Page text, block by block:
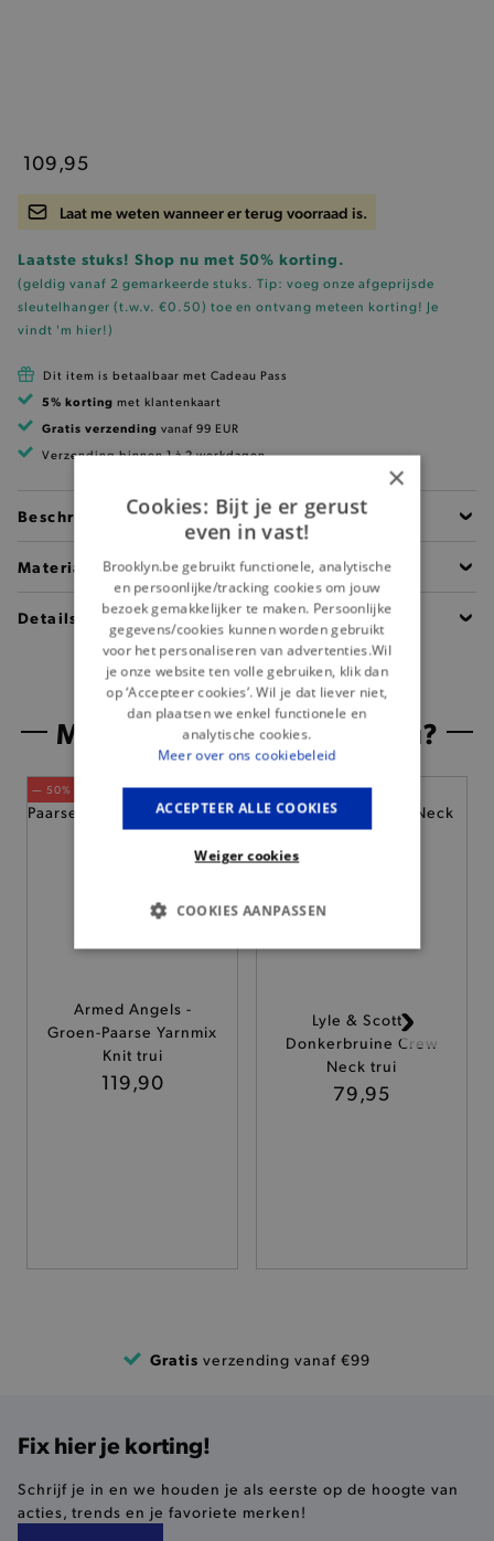
109,95
Laat me weten wanneer er terug voorraad is.
Laatste stuks! Shop nu met 50% korting.
(geldig vanaf 2 gemarkeerde stuks. Tip: voeg onze afgeprijsde
sleutelhanger (t.w.v. €0.50) toe en ontvang meteen korting! Je
vindt 'm hier!)
Dit item is betaalbaar met Cadeau Pass
5% korting met klantenkaart
Gratis verzending vanaf 99 EUR
Verzending binnen 1 à 2 werkdagen
Beschrijving
Materiaal
Details
Misschien is dit iets voor jou?
— 50% *
Armed Angels -
Groen-Paarse Yarnmix
Knit trui
119,90
Lyle & Scott -
Donkerbruine Crew
Neck trui
79,95
Gratis verzending vanaf €99
Fix hier je korting!
Schrijf je in en we houden je als eerste op de hoogte van
acties, trends en je favoriete merken!
×
Cookies: Bijt je er gerust
even in vast!
Brooklyn.be gebruikt functionele, analytische
en persoonlijke/tracking cookies om jouw
bezoek gemakkelijker te maken. Persoonlijke
gegevens/cookies kunnen worden gebruikt
voor het personaliseren van advertenties.Wil
je onze website ten volle gebruiken, klik dan
op ‘Accepteer cookies’. Wil je dat liever niet,
dan plaatsen we enkel functionele en
analytische cookies.
Meer over ons cookiebeleid
ACCEPTEER ALLE COOKIES
Weiger cookies
COOKIES AANPASSEN
BASIS COOKIES
ANALYTISCHE
TARGETING
buikjes algemene bezoekersinformatie, maar
product-added-modal